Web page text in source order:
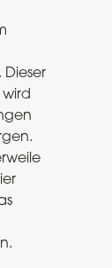
Dieser